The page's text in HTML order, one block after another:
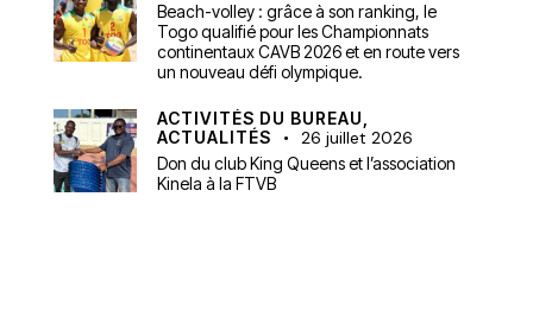
Beach-volley : grâce à son ranking, le
Togo qualifié pour les Championnats
continentaux CAVB 2026 et en route vers
un nouveau défi olympique.
ACTIVITÉS DU BUREAU,
ACTUALITÉS
26 juillet 2026
Don du club King Queens et l’association
Kinela à la FTVB